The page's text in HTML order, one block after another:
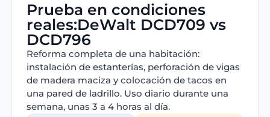
Prueba en condiciones
reales:DeWalt DCD709 vs
DCD796
Reforma completa de una habitación:
instalación de estanterías, perforación de vigas
de madera maciza y colocación de tacos en
una pared de ladrillo. Uso diario durante una
semana, unas 3 a 4 horas al día.